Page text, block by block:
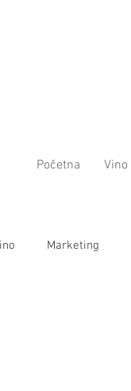
Početna Vino
Marketing